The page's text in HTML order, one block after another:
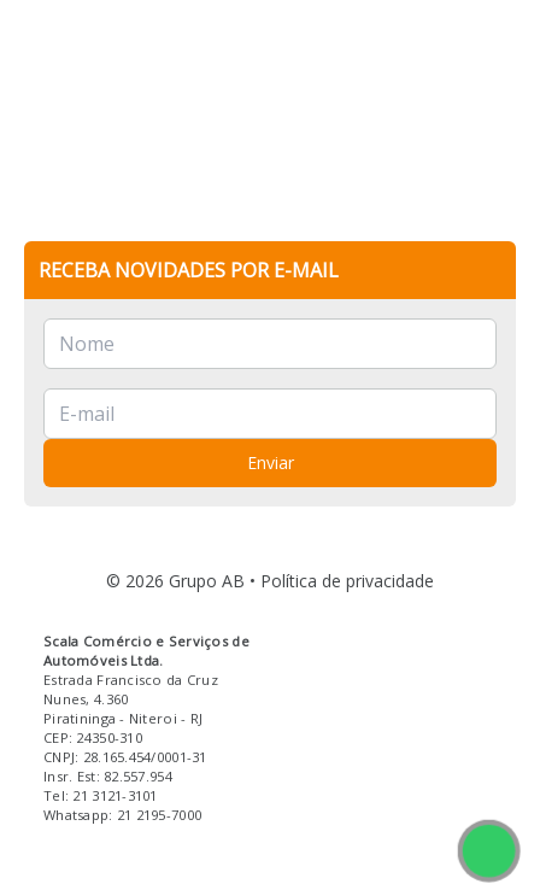
RECEBA NOVIDADES POR E-MAIL
Enviar
© 2026 Grupo AB • Política de privacidade
Scala Comércio e Serviços de
Automóveis Ltda.
Estrada Francisco da Cruz
Nunes, 4.360
Piratininga - Niteroi - RJ
CEP: 24350-310
CNPJ: 28.165.454/0001-31
Insr. Est: 82.557.954
Tel: 21 3121-3101
Whatsapp: 21 2195-7000